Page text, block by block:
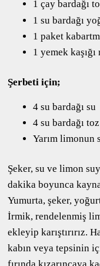
1 çay bardağı
1 su bardağı
1 paket
1 yemek
Şerbeti için;
4 su bardağı su
4 su bardağı
Yarım limonun
Şeker, su ve limon
dakika boyunca
Yumurta, şeker,
İrmik, rendelenmiş
ekleyip karıştırırız.
kabın veya tepsinin
fırında kızarıncaya